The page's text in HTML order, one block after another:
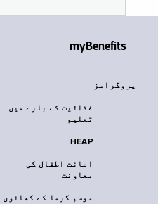
myBenefits
پروگرامز
غذائیت کے بارے میں
تعلیم
HEAP
اعانت اطفال کی
معاونت
موسم گرما کے کھانوں